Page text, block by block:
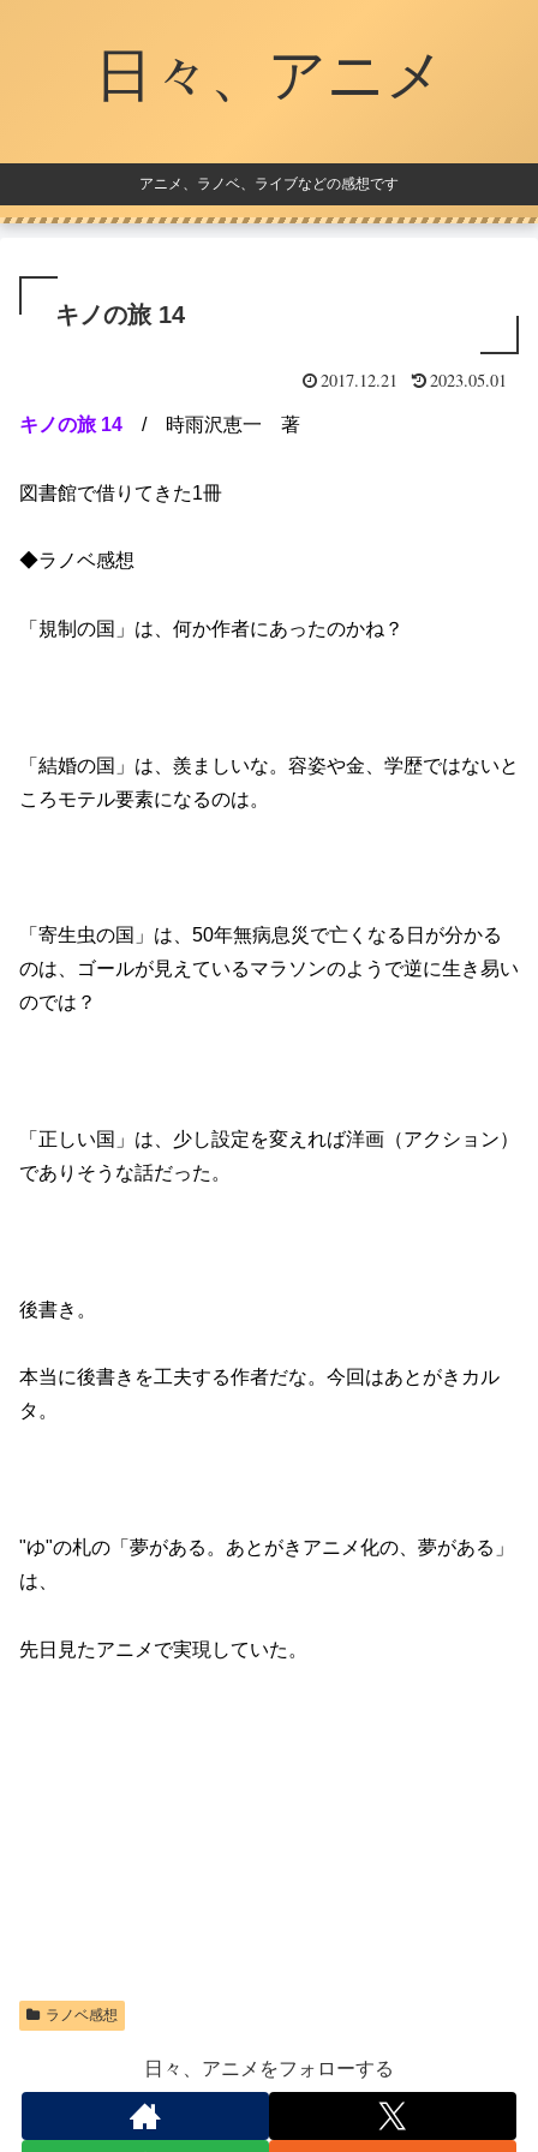
日々、アニメ
アニメ、ラノベ、ライブなどの感想です
キノの旅 14
2017.12.21 2023.05.01
キノの旅 14 / 時雨沢恵一 著
図書館で借りてきた1冊
◆ラノベ感想
「規制の国」は、何か作者にあったのかね？
「結婚の国」は、羨ましいな。容姿や金、学歴ではないと
ころモテル要素になるのは。
「寄生虫の国」は、50年無病息災で亡くなる日が分かる
のは、ゴールが見えているマラソンのようで逆に生き易い
のでは？
「正しい国」は、少し設定を変えれば洋画（アクション）
でありそうな話だった。
後書き。
本当に後書きを工夫する作者だな。今回はあとがきカル
タ。
"ゆ"の札の「夢がある。あとがきアニメ化の、夢がある」
は、
先日見たアニメで実現していた。
ラノベ感想
日々、アニメをフォローする